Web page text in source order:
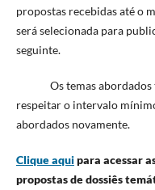
propostas recebidas até o
será selecionada para
seguinte.
Os temas abordados
respeitar o intervalo
abordados novamente.
Clique aquipara acessar
propostas de dossiês